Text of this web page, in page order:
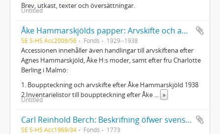
Brev, utkast, texter och översättningar.
Untitled
Åke Hammarskjölds papper: Arvskifte och andra juridiska handlingar
SE S-HS Acc2009/56 Fonds 1929--1938
Accessionen innehåller även handlingar till arvskiftena efter
Agnes Hammarskjöld, Åke H:s moder, samt efter fru Charlotte
Berling i Malmö:
1. Bouppteckning och arvskifte efter Åke Hammarskjöld 1938
2.Inventarielistor till bouppteckning efter Åke
»
Untitled
Carl Reinhold Berch: Beskrifning öfwer svenska mynt...
SE S-HS Acc1969/34 Fonds 1773